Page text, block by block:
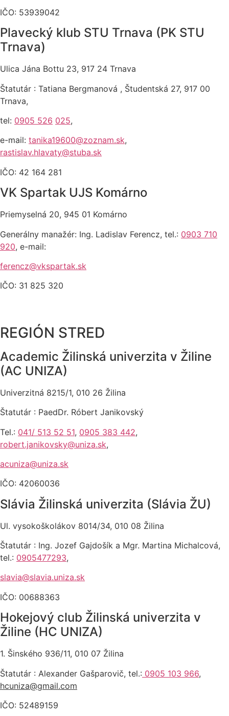
IČO: 53939042
Plavecký klub STU Trnava (PK STU
Trnava)
Ulica Jána Bottu 23, 917 24 Trnava
Štatutár : Tatiana Bergmanová , Študentská 27, 917 00
Trnava,
tel: 0905 526 025,
e-mail: tanika19600@zoznam.sk,
rastislav.hlavaty@stuba.sk
IČO: 42 164 281
VK Spartak UJS Komárno
Priemyselná 20, 945 01 Komárno
Generálny manažér: Ing. Ladislav Ferencz, tel.: 0903 710
920, e-mail:
ferencz@vkspartak.sk
IČO: 31 825 320
REGIÓN STRED
Academic Žilinská univerzita v Žiline
(AC UNIZA)
Univerzitná 8215/1, 010 26 Žilina
Štatutár : PaedDr. Róbert Janikovský
Tel.: 041/ 513 52 51, 0905 383 442,
robert.janikovsky@uniza.sk,
acuniza@uniza.sk
IČO: 42060036
Slávia Žilinská univerzita (Slávia ŽU)
Ul. vysokoškolákov 8014/34, 010 08 Žilina
Štatutár : Ing. Jozef Gajdošík a Mgr. Martina Michalcová,
tel.: 0905477293,
slavia@slavia.uniza.sk
IČO: 00688363
Hokejový club Žilinská univerzita v
Žiline (HC UNIZA)
1. Šinského 936/11, 010 07 Žilina
Štatutár : Alexander Gašparovič, tel.: 0905 103 966,
hcuniza@gmail.com
IČO: 52489159